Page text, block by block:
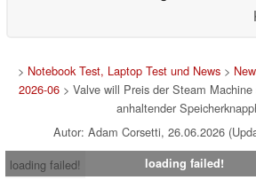
> Notebook Test, Laptop Test und News>
2026-06 > Valve will Preis der Steam
anhaltender
Autor: Adam Corsetti, 26.06.2026
loading failed!
loading failed!